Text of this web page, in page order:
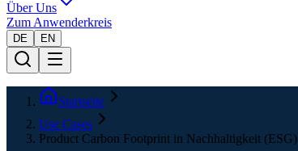
Über Uns
Zum Anwenderkreis
DE EN
Startseite
Use Cases
Product Carbon Footprint in Nachhaltigkeit (ESG)